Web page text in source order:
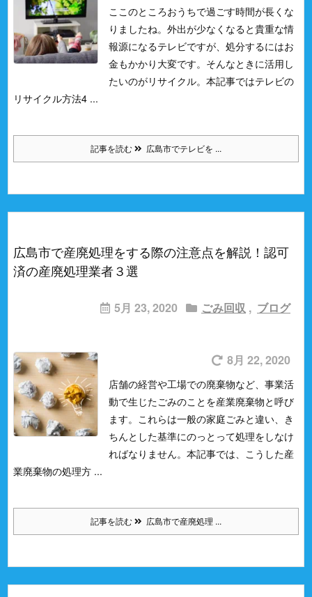
ここのところおうちで過ごす時間が長くな
りましたね。 外出が少なくなると貴重な情
報源になるテレビですが、処分するにはお
金もかかり大変です。そんなときに活用し
たいのがリサイクル。 本記事ではテレビの
リサイクル方法4 ...
記事を読む 広島市でテレビを ...
広島市で産廃処理をする際の注意点を解説！認可
済の産廃処理業者３選
5月 23, 2020 ごみ回収 , ブログ
8月 22, 2020
店舗の経営や工場での廃棄物など、事業活
動で生じたごみのことを産業廃棄物と呼び
ます。 これらは一般の家庭ごみと違い、き
ちんとした基準にのっとって処理をしなけ
ればなりません。 本記事では、こうした産
業廃棄物の処理方 ...
記事を読む 広島市で産廃処理 ...